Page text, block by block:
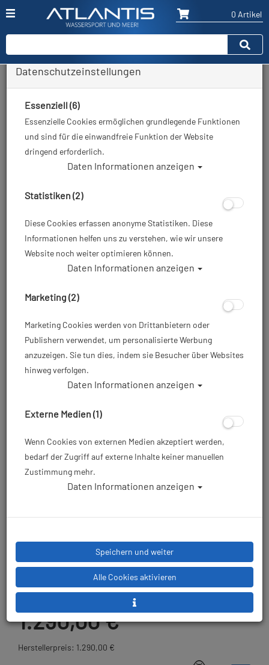
0 Artikel
Zurück
Waterproof D70 SC Trockentauchanzug
Artikelnr.: wat-654127
1.290,00 €*
Herstellerpreis: 1.290,00 €
Datenschutzeinstellungen
Essenziell (6)
Essenzielle Cookies ermöglichen grundlegende Funktionen
und sind für die einwandfreie Funktion der Website
dringend erforderlich.
Daten Informationen anzeigen
Statistiken (2)
Diese Cookies erfassen anonyme Statistiken. Diese
Informationen helfen uns zu verstehen, wie wir unsere
Website noch weiter optimieren können.
Daten Informationen anzeigen
Marketing (2)
Marketing Cookies werden von Drittanbietern oder
Publishern verwendet, um personalisierte Werbung
anzuzeigen. Sie tun dies, indem sie Besucher über Websites
hinweg verfolgen.
Daten Informationen anzeigen
Externe Medien (1)
Wenn Cookies von externen Medien akzeptiert werden,
bedarf der Zugriff auf externe Inhalte keiner manuellen
Zustimmung mehr.
Daten Informationen anzeigen
Speichern und weiter
Alle Cookies aktivieren